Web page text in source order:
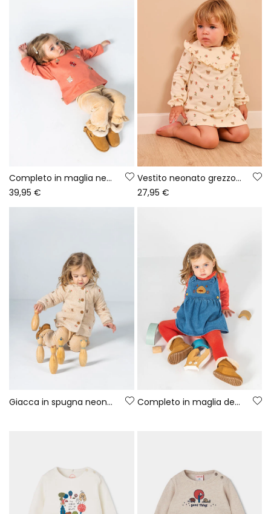
Completo in maglia neonata rosa ricamato con cervi
39,95 €
Vestito neonato grezzo stampato cervi e fiori
27,95 €
Giacca in spugna neonato écru ricamata fiori Completo in maglia denim neonata rosso con ricamo di orso